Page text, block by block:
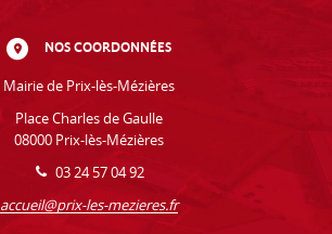
NOS COORDONNÉES
Mairie de Prix-lès-Mézières
Place Charles de Gaulle
08000 Prix-lès-Mézières
03 24 57 04 92
accueil@prix-les-mezieres.fr